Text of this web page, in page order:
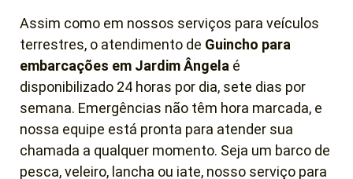
Assim como em nossos serviços para veículos
terrestres, o atendimento de Guincho para
embarcações em Jardim Ângela é
disponibilizado 24 horas por dia, sete dias por
semana. Emergências não têm hora marcada, e
nossa equipe está pronta para atender sua
chamada a qualquer momento. Seja um barco de
pesca, veleiro, lancha ou iate, nosso serviço para